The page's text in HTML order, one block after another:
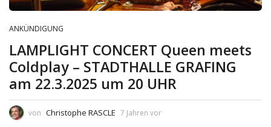
ANKÜNDIGUNG
LAMPLIGHT CONCERT Queen meets
Coldplay – STADTHALLE GRAFING
am 22.3.2025 um 20 UHR
von Christophe RASCLE 7 Jahren vor